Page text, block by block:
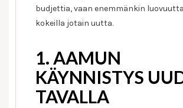
budjettia, vaan enemmänkin
kokeilla jotain uutta.
1. AAMUN
KÄYNNISTYS
TAVALLA